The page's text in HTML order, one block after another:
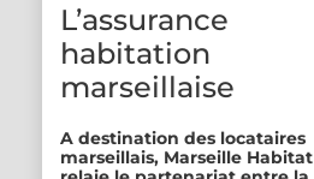
L’assurance
habitation
marseillaise
A destination des locataires
marseillais, Marseille Habitat